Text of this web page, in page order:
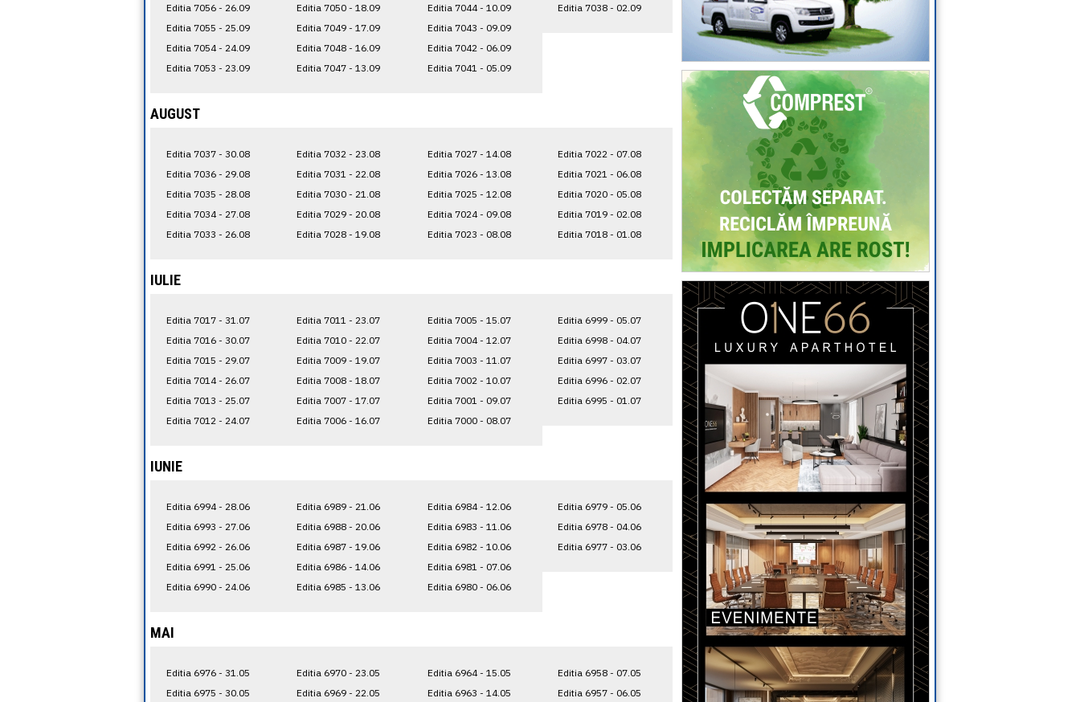
Editia 7056 - 26.09
Editia 7055 - 25.09
Editia 7054 - 24.09
Editia 7053 - 23.09
Editia 7050 - 18.09
Editia 7049 - 17.09
Editia 7048 - 16.09
Editia 7047 - 13.09
Editia 7044 - 10.09
Editia 7043 - 09.09
Editia 7042 - 06.09
Editia 7041 - 05.09
Editia 7038 - 02.09
AUGUST
Editia 7037 - 30.08
Editia 7036 - 29.08
Editia 7035 - 28.08
Editia 7034 - 27.08
Editia 7033 - 26.08
Editia 7032 - 23.08
Editia 7031 - 22.08
Editia 7030 - 21.08
Editia 7029 - 20.08
Editia 7028 - 19.08
Editia 7027 - 14.08
Editia 7026 - 13.08
Editia 7025 - 12.08
Editia 7024 - 09.08
Editia 7023 - 08.08
Editia 7022 - 07.08
Editia 7021 - 06.08
Editia 7020 - 05.08
Editia 7019 - 02.08
Editia 7018 - 01.08
IULIE
Editia 7017 - 31.07
Editia 7016 - 30.07
Editia 7015 - 29.07
Editia 7014 - 26.07
Editia 7013 - 25.07
Editia 7012 - 24.07
Editia 7011 - 23.07
Editia 7010 - 22.07
Editia 7009 - 19.07
Editia 7008 - 18.07
Editia 7007 - 17.07
Editia 7006 - 16.07
Editia 7005 - 15.07
Editia 7004 - 12.07
Editia 7003 - 11.07
Editia 7002 - 10.07
Editia 7001 - 09.07
Editia 7000 - 08.07
Editia 6999 - 05.07
Editia 6998 - 04.07
Editia 6997 - 03.07
Editia 6996 - 02.07
Editia 6995 - 01.07
IUNIE
Editia 6994 - 28.06
Editia 6993 - 27.06
Editia 6992 - 26.06
Editia 6991 - 25.06
Editia 6990 - 24.06
Editia 6989 - 21.06
Editia 6988 - 20.06
Editia 6987 - 19.06
Editia 6986 - 14.06
Editia 6985 - 13.06
Editia 6984 - 12.06
Editia 6983 - 11.06
Editia 6982 - 10.06
Editia 6981 - 07.06
Editia 6980 - 06.06
Editia 6979 - 05.06
Editia 6978 - 04.06
Editia 6977 - 03.06
MAI
Editia 6976 - 31.05
Editia 6975 - 30.05
Editia 6970 - 23.05
Editia 6969 - 22.05
Editia 6964 - 15.05
Editia 6963 - 14.05
Editia 6958 - 07.05
Editia 6957 - 06.05